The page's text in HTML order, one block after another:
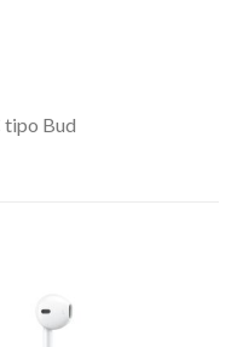
tipo Bud